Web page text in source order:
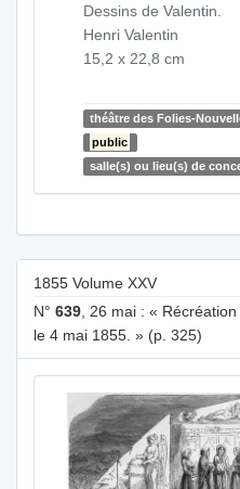
Dessins de Valentin.
Henri Valentin
15,2 x 22,8 cm
théâtre des Folies-
public
salle(s) ou lieu(s) de
1855 Volume XXV
N° 639 , 26 mai : «
le 4 mai 1855. » (p. 325)